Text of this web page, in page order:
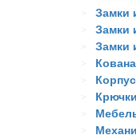
Замки
Замки
Замки
Крючки